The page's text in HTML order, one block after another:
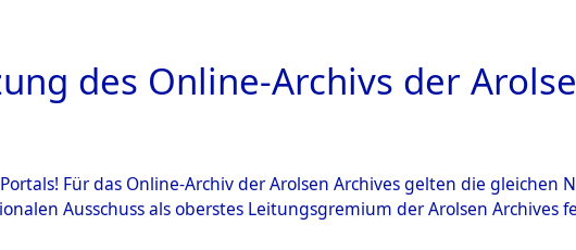
ARCHIVALE ÜBERSICHT BILD
des Online-Archivs der
Für das Online-Archiv der Arolsen Archives gelten die
Ausschuss als oberstes Leitungsgremium der Arolsen